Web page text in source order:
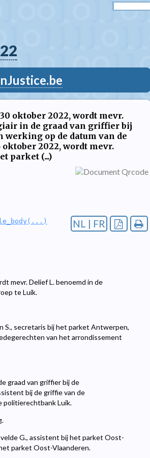
oktober 2022, wordt mevr.
in de graad van griffier bij
werking op de datum van de
2022, wordt mevr.
parket (...)
NL | FR
mevr. Delief L. benoemd in de
te Luik.
S., secretaris bij het parket Antwerpen,
van het arrondissement
graad van griffier bij de
bij de griffie van de
politierechtbank Luik.
G., assistent bij het parket Oost-
parket Oost-Vlaanderen.